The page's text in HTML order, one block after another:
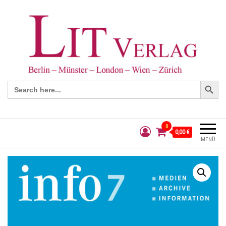
Search
for:
Search Button
MENÜ
0
0,00 €